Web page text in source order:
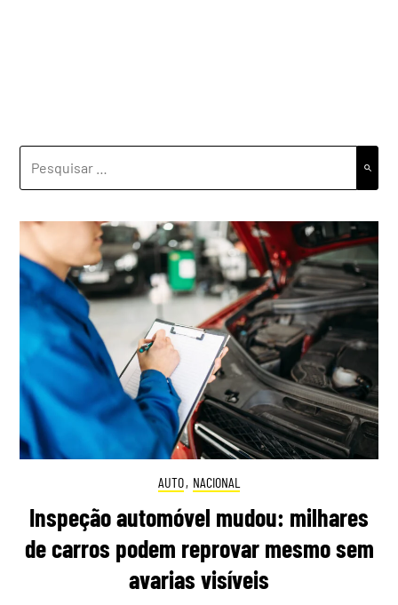
POR:
AUTO, NACIONAL
Inspeção automóvel mudou: milhares
de carros podem reprovar mesmo sem
avarias visíveis